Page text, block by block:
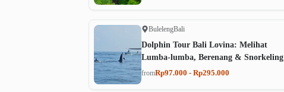
BulelengBali
Dolphin Tour Bali Lovina: Melihat
Lumba-lumba, Berenang & Snorkeling
fromRp97.000 - Rp295.000